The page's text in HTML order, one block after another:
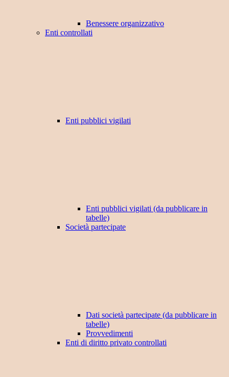
Benessere organizzativo
Enti controllati
Enti pubblici vigilati
Enti pubblici vigilati (da pubblicare in
tabelle)
Società partecipate
Dati società partecipate (da pubblicare in
tabelle)
Provvedimenti
Enti di diritto privato controllati